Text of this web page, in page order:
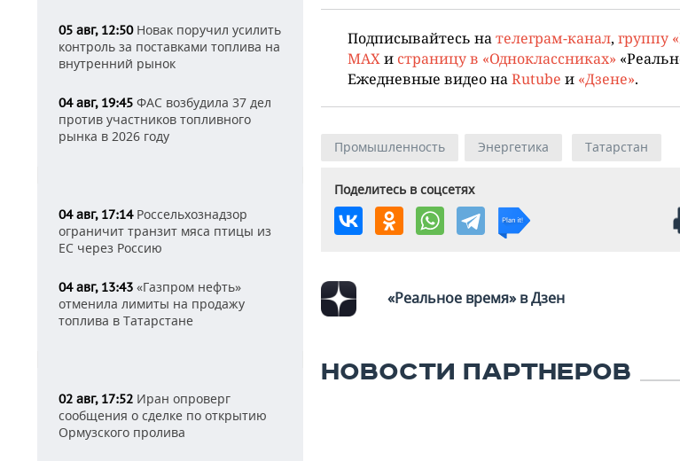
05 авг, 12:50Новак поручил усилить
контроль за поставками топлива на
внутренний рынок
04 авг, 19:45 ФАС возбудила 37 дел
против участников топливного
рынка в 2026 году
04 авг, 17:14Россельхознадзор
ограничит транзит мяса птицы из
ЕС через Россию
04 авг, 13:43 «Газпром нефть»
отменила лимиты на продажу
топлива в Татарстане
02 авг, 17:52 Иран опроверг
сообщения о сделке по открытию
Ормузского пролива
Подписывайтесь нателеграм-канал, группу
MAXи страницу в «Одноклассниках»
Ежедневные видео наRutube и «Дзене».
Промышленность Энергетика Татарстан
Поделитесь в соцсетях
«Реальное время» в Дзен
НОВОСТИ ПАРТНЕРОВ